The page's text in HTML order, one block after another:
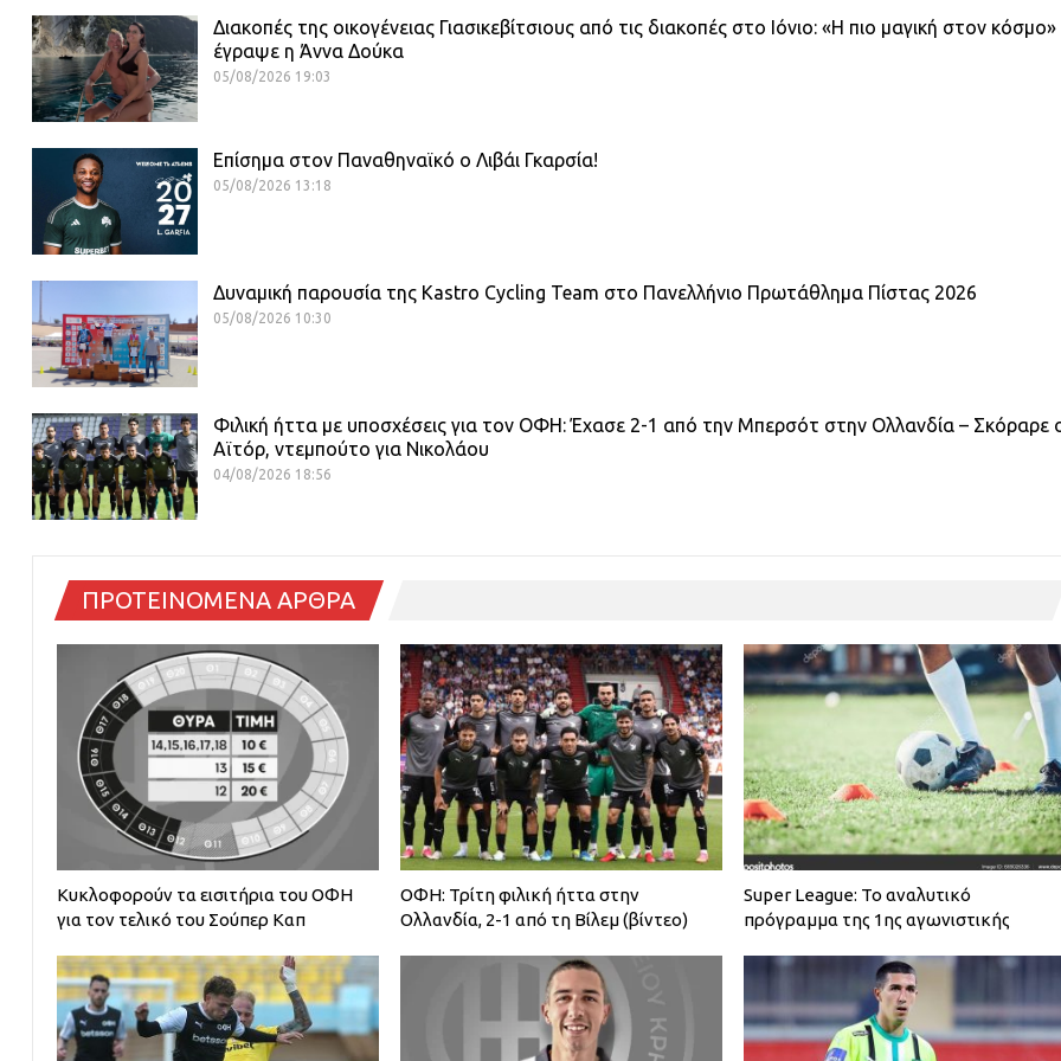
Διακοπές της οικογένειας Γιασικεβίτσιους από τις διακοπές στο Ιόνιο: «Η πιο μαγική στον κόσμο»
έγραψε η Άννα Δούκα
05/08/2026 19:03
Επίσημα στον Παναθηναϊκό ο Λιβάι Γκαρσία!
05/08/2026 13:18
Δυναμική παρουσία της Kastro Cycling Team στο Πανελλήνιο Πρωτάθλημα Πίστας 2026
05/08/2026 10:30
Φιλική ήττα με υποσχέσεις για τον ΟΦΗ: Έχασε 2-1 από την Μπερσότ στην Ολλανδία – Σκόραρε
Αϊτόρ, ντεμπούτο για Νικολάου
04/08/2026 18:56
ΠΡΟΤΕΙΝΟΜΕΝΑ ΑΡΘΡΑ
Κυκλοφορούν τα εισιτήρια του ΟΦΗ
για τον τελικό του Σούπερ Καπ
ΟΦΗ: Τρίτη φιλική ήττα στην
Ολλανδία, 2-1 από τη Βίλεμ (βίντεο)
Super League: Το αναλυτικό
πρόγραμμα της 1ης αγωνιστικής